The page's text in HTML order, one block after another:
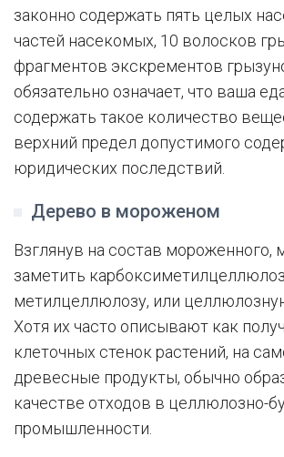
законно содержать пять целых
частей насекомых, 10 волосков
фрагментов экскрементов
обязательно означает, что ваша
содержать такое количество
верхний предел допустимого
юридических последствий.
Дерево в мороженом
Взглянув на состав мороженного,
заметить
метилцеллюлозу, или
Хотя их часто описывают как
клеточных стенок растений, на
древесные продукты, обычно
качестве отходов в целлюлозно-
промышленности.